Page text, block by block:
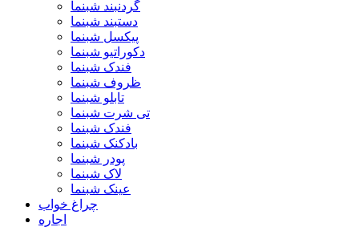
گردنبند شبنما
دستبند شبنما
پیکسل شبنما
دکوراتیو شبنما
فندک شبنما
ظروف شبنما
تابلو شبنما
تی شرت شبنما
فندک شبنما
بادکنک شبنما
پودر شبنما
لاک شبنما
عینک شبنما
چراغ خواب
اجاره